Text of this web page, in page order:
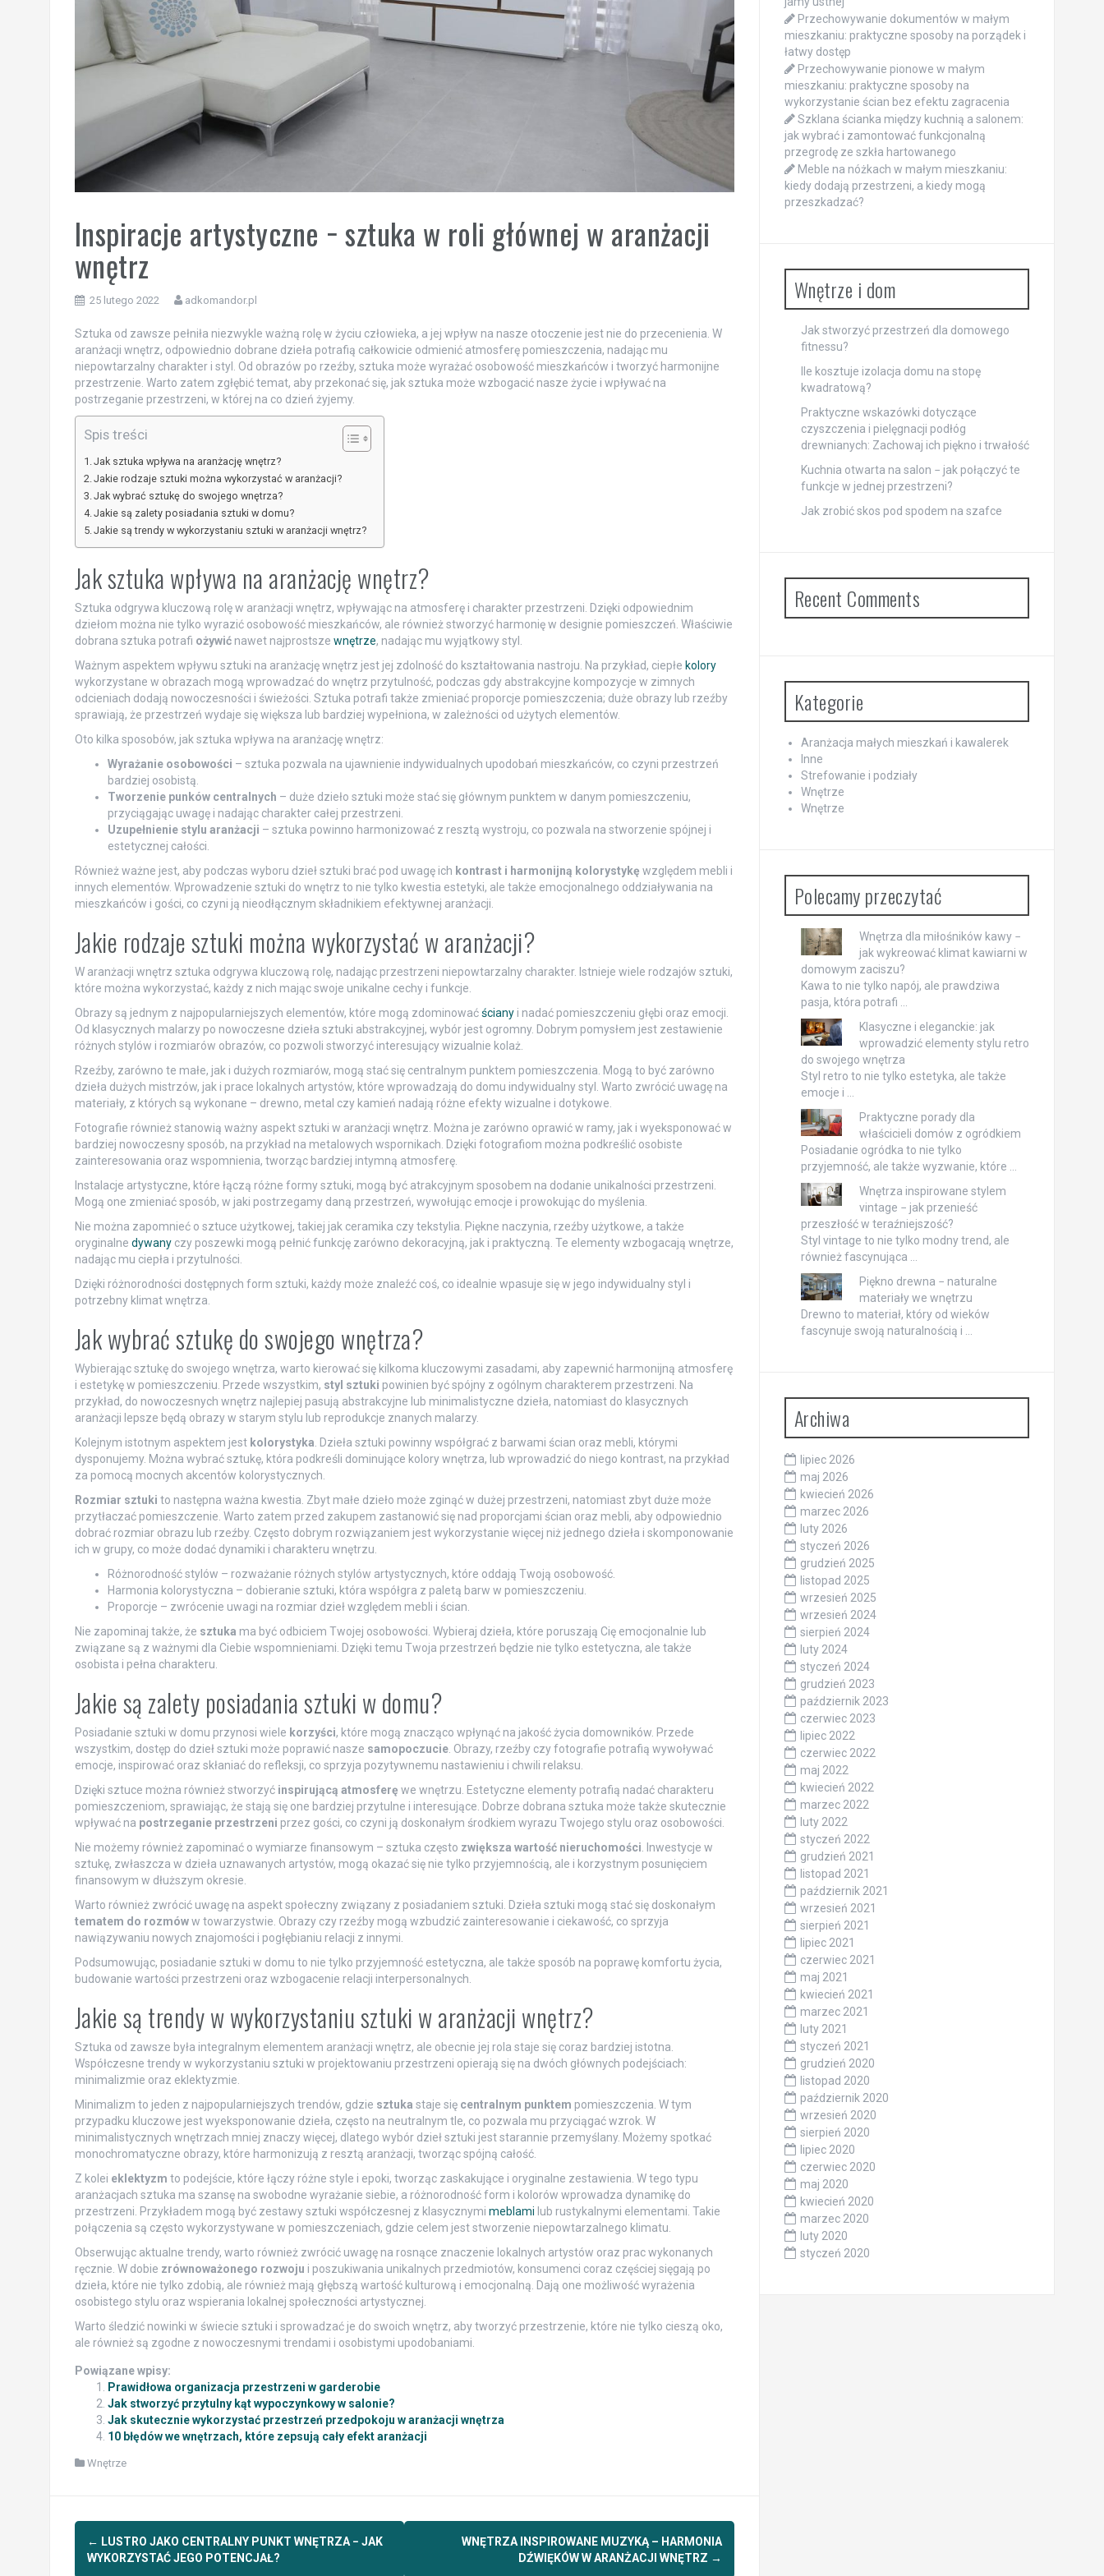
Inspiracje artystyczne − sztuka w roli głównej w aranżacji
wnętrz
25 lutego 2022 adkomandor.pl
Sztuka od zawsze pełniła niezwykle ważną rolę w życiu człowieka, a jej wpływ na nasze otoczenie jest nie do przecenienia. W
aranżacji wnętrz, odpowiednio dobrane dzieła potrafią całkowicie odmienić atmosferę pomieszczenia, nadając mu
niepowtarzalny charakter i styl. Od obrazów po rzeźby, sztuka może wyrażać osobowość mieszkańców i tworzyć harmonijne
przestrzenie. Warto zatem zgłębić temat, aby przekonać się, jak sztuka może wzbogacić nasze życie i wpływać na
postrzeganie przestrzeni, w której na co dzień żyjemy.
Spis treści
Jak sztuka wpływa na aranżację wnętrz?
Jakie rodzaje sztuki można wykorzystać w aranżacji?
Jak wybrać sztukę do swojego wnętrza?
Jakie są zalety posiadania sztuki w domu?
Jakie są trendy w wykorzystaniu sztuki w aranżacji wnętrz?
Jak sztuka wpływa na aranżację wnętrz?
Sztuka odgrywa kluczową rolę w aranżacji wnętrz, wpływając na atmosferę i charakter przestrzeni. Dzięki odpowiednim
dziełom można nie tylko wyrazić osobowość mieszkańców, ale również stworzyć harmonię w designie pomieszczeń. Właściwie
dobrana sztuka potrafi ożywićnawet najprostsze wnętrze, nadając mu wyjątkowy styl.
Ważnym aspektem wpływu sztuki na aranżację wnętrz jest jej zdolność do kształtowania nastroju. Na przykład, ciepłe kolory
wykorzystane w obrazach mogą wprowadzać do wnętrz przytulność, podczas gdy abstrakcyjne kompozycje w zimnych
odcieniach dodają nowoczesności i świeżości. Sztuka potrafi także zmieniać proporcje pomieszczenia; duże obrazy lub rzeźby
sprawiają, że przestrzeń wydaje się większa lub bardziej wypełniona, w zależności od użytych elementów.
Oto kilka sposobów, jak sztuka wpływa na aranżację wnętrz:
Wyrażanie osobowości – sztuka pozwala na ujawnienie indywidualnych upodobań mieszkańców, co czyni przestrzeń
bardziej osobistą.
Tworzenie punków centralnych – duże dzieło sztuki może stać się głównym punktem w danym pomieszczeniu,
przyciągając uwagę i nadając charakter całej przestrzeni.
Uzupełnienie stylu aranżacji – sztuka powinno harmonizować z resztą wystroju, co pozwala na stworzenie spójnej i
estetycznej całości.
Również ważne jest, aby podczas wyboru dzieł sztuki brać pod uwagę ich kontrast i harmonijną kolorystykę względem mebli i
innych elementów. Wprowadzenie sztuki do wnętrz to nie tylko kwestia estetyki, ale także emocjonalnego oddziaływania na
mieszkańców i gości, co czyni ją nieodłącznym składnikiem efektywnej aranżacji.
Jakie rodzaje sztuki można wykorzystać w aranżacji?
W aranżacji wnętrz sztuka odgrywa kluczową rolę, nadając przestrzeni niepowtarzalny charakter. Istnieje wiele rodzajów sztuki,
które można wykorzystać, każdy z nich mając swoje unikalne cechy i funkcje.
Obrazy są jednym z najpopularniejszych elementów, które mogą zdominowaćścianyi nadać pomieszczeniu głębi oraz emocji.
Od klasycznych malarzy po nowoczesne dzieła sztuki abstrakcyjnej, wybór jest ogromny. Dobrym pomysłem jest zestawienie
różnych stylów i rozmiarów obrazów, co pozwoli stworzyć interesujący wizualnie kolaż.
Rzeźby, zarówno te małe, jak i dużych rozmiarów, mogą stać się centralnym punktem pomieszczenia. Mogą to być zarówno
dzieła dużych mistrzów, jak i prace lokalnych artystów, które wprowadzają do domu indywidualny styl. Warto zwrócić uwagę na
materiały, z których są wykonane – drewno, metal czy kamień nadają różne efekty wizualne i dotykowe.
Fotografie również stanowią ważny aspekt sztuki w aranżacji wnętrz. Można je zarówno oprawić w ramy, jak i wyeksponować w
bardziej nowoczesny sposób, na przykład na metalowych wspornikach. Dzięki fotografiom można podkreślić osobiste
zainteresowania oraz wspomnienia, tworząc bardziej intymną atmosferę.
Instalacje artystyczne, które łączą różne formy sztuki, mogą być atrakcyjnym sposobem na dodanie unikalności przestrzeni.
Mogą one zmieniać sposób, w jaki postrzegamy daną przestrzeń, wywołując emocje i prowokując do myślenia.
Nie można zapomnieć o sztuce użytkowej, takiej jak ceramika czy tekstylia. Piękne naczynia, rzeźby użytkowe, a także
oryginalne dywanyczy poszewki mogą pełnić funkcję zarówno dekoracyjną, jak i praktyczną. Te elementy wzbogacają wnętrze,
nadając mu ciepła i przytulności.
Dzięki różnorodności dostępnych form sztuki, każdy może znaleźć coś, co idealnie wpasuje się w jego indywidualny styl i
potrzebny klimat wnętrza.
Jak wybrać sztukę do swojego wnętrza?
Wybierając sztukę do swojego wnętrza, warto kierować się kilkoma kluczowymi zasadami, aby zapewnić harmonijną atmosferę
i estetykę w pomieszczeniu. Przede wszystkim, styl sztuki powinien być spójny z ogólnym charakterem przestrzeni. Na
przykład, do nowoczesnych wnętrz najlepiej pasują abstrakcyjne lub minimalistyczne dzieła, natomiast do klasycznych
aranżacji lepsze będą obrazy w starym stylu lub reprodukcje znanych malarzy.
Kolejnym istotnym aspektem jest kolorystyka . Dzieła sztuki powinny współgrać z barwami ścian oraz mebli, którymi
dysponujemy. Można wybrać sztukę, która podkreśli dominujące kolory wnętrza, lub wprowadzić do niego kontrast, na przykład
za pomocą mocnych akcentów kolorystycznych.
Rozmiar sztuki to następna ważna kwestia. Zbyt małe dzieło może zginąć w dużej przestrzeni, natomiast zbyt duże może
przytłaczać pomieszczenie. Warto zatem przed zakupem zastanowić się nad proporcjami ścian oraz mebli, aby odpowiednio
dobrać rozmiar obrazu lub rzeźby. Często dobrym rozwiązaniem jest wykorzystanie więcej niż jednego dzieła i skomponowanie
ich w grupy, co może dodać dynamiki i charakteru wnętrzu.
Różnorodność stylów – rozważanie różnych stylów artystycznych, które oddają Twoją osobowość.
Harmonia kolorystyczna – dobieranie sztuki, która współgra z paletą barw w pomieszczeniu.
Proporcje – zwrócenie uwagi na rozmiar dzieł względem mebli i ścian.
Nie zapominaj także, że sztuka ma być odbiciem Twojej osobowości. Wybieraj dzieła, które poruszają Cię emocjonalnie lub
związane są z ważnymi dla Ciebie wspomnieniami. Dzięki temu Twoja przestrzeń będzie nie tylko estetyczna, ale także
osobista i pełna charakteru.
Jakie są zalety posiadania sztuki w domu?
Posiadanie sztuki w domu przynosi wiele korzyści, które mogą znacząco wpłynąć na jakość życia domowników. Przede
wszystkim, dostęp do dzieł sztuki może poprawić nasze samopoczucie. Obrazy, rzeźby czy fotografie potrafią wywoływać
emocje, inspirować oraz skłaniać do refleksji, co sprzyja pozytywnemu nastawieniu i chwili relaksu.
Dzięki sztuce można również stworzyć inspirującą atmosferę we wnętrzu. Estetyczne elementy potrafią nadać charakteru
pomieszczeniom, sprawiając, że stają się one bardziej przytulne i interesujące. Dobrze dobrana sztuka może także skutecznie
wpływać na postrzeganie przestrzeni przez gości, co czyni ją doskonałym środkiem wyrazu Twojego stylu oraz osobowości.
Nie możemy również zapominać o wymiarze finansowym – sztuka często zwiększa wartość nieruchomości . Inwestycje w
sztukę, zwłaszcza w dzieła uznawanych artystów, mogą okazać się nie tylko przyjemnością, ale i korzystnym posunięciem
finansowym w dłuższym okresie.
Warto również zwrócić uwagę na aspekt społeczny związany z posiadaniem sztuki. Dzieła sztuki mogą stać się doskonałym
tematem do rozmóww towarzystwie. Obrazy czy rzeźby mogą wzbudzić zainteresowanie i ciekawość, co sprzyja
nawiązywaniu nowych znajomości i pogłębianiu relacji z innymi.
Podsumowując, posiadanie sztuki w domu to nie tylko przyjemność estetyczna, ale także sposób na poprawę komfortu życia,
budowanie wartości przestrzeni oraz wzbogacenie relacji interpersonalnych.
Jakie są trendy w wykorzystaniu sztuki w aranżacji wnętrz?
Sztuka od zawsze była integralnym elementem aranżacji wnętrz, ale obecnie jej rola staje się coraz bardziej istotna.
Współczesne trendy w wykorzystaniu sztuki w projektowaniu przestrzeni opierają się na dwóch głównych podejściach:
minimalizmie oraz eklektyzmie.
Minimalizm to jeden z najpopularniejszych trendów, gdzie sztuka staje się centralnym punktem pomieszczenia. W tym
przypadku kluczowe jest wyeksponowanie dzieła, często na neutralnym tle, co pozwala mu przyciągać wzrok. W
minimalistycznych wnętrzach mniej znaczy więcej, dlatego wybór dzieł sztuki jest starannie przemyślany. Możemy spotkać
monochromatyczne obrazy, które harmonizują z resztą aranżacji, tworząc spójną całość.
Z kolei eklektyzm to podejście, które łączy różne style i epoki, tworząc zaskakujące i oryginalne zestawienia. W tego typu
aranżacjach sztuka ma szansę na swobodne wyrażanie siebie, a różnorodność form i kolorów wprowadza dynamikę do
przestrzeni. Przykładem mogą być zestawy sztuki współczesnej z klasycznymi meblami lub rustykalnymi elementami. Takie
połączenia są często wykorzystywane w pomieszczeniach, gdzie celem jest stworzenie niepowtarzalnego klimatu.
Obserwując aktualne trendy, warto również zwrócić uwagę na rosnące znaczenie lokalnych artystów oraz prac wykonanych
ręcznie. W dobie zrównoważonego rozwoju i poszukiwania unikalnych przedmiotów, konsumenci coraz częściej sięgają po
dzieła, które nie tylko zdobią, ale również mają głębszą wartość kulturową i emocjonalną. Dają one możliwość wyrażenia
osobistego stylu oraz wspierania lokalnej społeczności artystycznej.
Warto śledzić nowinki w świecie sztuki i sprowadzać je do swoich wnętrz, aby tworzyć przestrzenie, które nie tylko cieszą oko,
ale również są zgodne z nowoczesnymi trendami i osobistymi upodobaniami.
Powiązane wpisy:
Prawidłowa organizacja przestrzeni w garderobie
Jak stworzyć przytulny kąt wypoczynkowy w salonie?
Jak skutecznie wykorzystać przestrzeń przedpokoju w aranżacji wnętrza
10 błędów we wnętrzach, które zepsują cały efekt aranżacji
Wnętrze
Post
← LUSTRO JAKO CENTRALNY PUNKT WNĘTRZA − JAK
WYKORZYSTAĆ JEGO POTENCJAŁ?
WNĘTRZA INSPIROWANE MUZYKĄ – HARMONIA
DŹWIĘKÓW W ARANŻACJI WNĘTRZ →
Przechowywanie dokumentów w małym
mieszkaniu: praktyczne sposoby na porządek i
łatwy dostęp
Przechowywanie pionowe w małym
mieszkaniu: praktyczne sposoby na
wykorzystanie ścian bez efektu zagracenia
Szklana ścianka między kuchnią a salonem:
jak wybrać i zamontować funkcjonalną
przegrodę ze szkła hartowanego
Meble na nóżkach w małym mieszkaniu:
kiedy dodają przestrzeni, a kiedy mogą
przeszkadzać?
Wnętrze i dom
Jak stworzyć przestrzeń dla domowego
fitnessu?
Ile kosztuje izolacja domu na stopę
kwadratową?
Praktyczne wskazówki dotyczące
czyszczenia i pielęgnacji podłóg
drewnianych: Zachowaj ich piękno i trwałość
Kuchnia otwarta na salon − jak połączyć te
funkcje w jednej przestrzeni?
Jak zrobić skos pod spodem na szafce
Recent Comments
Kategorie
Aranżacja małych mieszkań i kawalerek
Inne
Strefowanie i podziały
Wnętrze
Wnętrze
Polecamy przeczytać
Wnętrza dla miłośników kawy −
jak wykreować klimat kawiarni w
domowym zaciszu?
Kawa to nie tylko napój, ale prawdziwa
pasja, która potrafi …
Klasyczne i eleganckie: jak
wprowadzić elementy stylu retro
do swojego wnętrza
Styl retro to nie tylko estetyka, ale także
emocje i …
Praktyczne porady dla
właścicieli domów z ogródkiem
Posiadanie ogródka to nie tylko
przyjemność, ale także wyzwanie, które …
Wnętrza inspirowane stylem
vintage − jak przenieść
przeszłość w teraźniejszość?
Styl vintage to nie tylko modny trend, ale
również fascynująca …
Piękno drewna − naturalne
materiały we wnętrzu
Drewno to materiał, który od wieków
fascynuje swoją naturalnością i …
Archiwa
lipiec 2026
maj 2026
kwiecień 2026
marzec 2026
luty 2026
styczeń 2026
grudzień 2025
listopad 2025
wrzesień 2025
wrzesień 2024
sierpień 2024
luty 2024
styczeń 2024
grudzień 2023
październik 2023
czerwiec 2023
lipiec 2022
czerwiec 2022
maj 2022
kwiecień 2022
marzec 2022
luty 2022
styczeń 2022
grudzień 2021
listopad 2021
październik 2021
wrzesień 2021
sierpień 2021
lipiec 2021
czerwiec 2021
maj 2021
kwiecień 2021
marzec 2021
luty 2021
styczeń 2021
grudzień 2020
listopad 2020
październik 2020
wrzesień 2020
sierpień 2020
lipiec 2020
czerwiec 2020
maj 2020
kwiecień 2020
marzec 2020
luty 2020
styczeń 2020